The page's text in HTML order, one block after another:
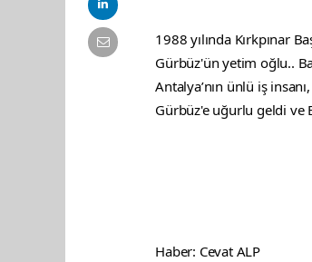
1988 yılında Kırkpınar
Gürbüz'ün yetim oğlu..
Antalya’nın ünlü iş
Gürbüz'e uğurlu geldi ve
Haber: Cevat ALP